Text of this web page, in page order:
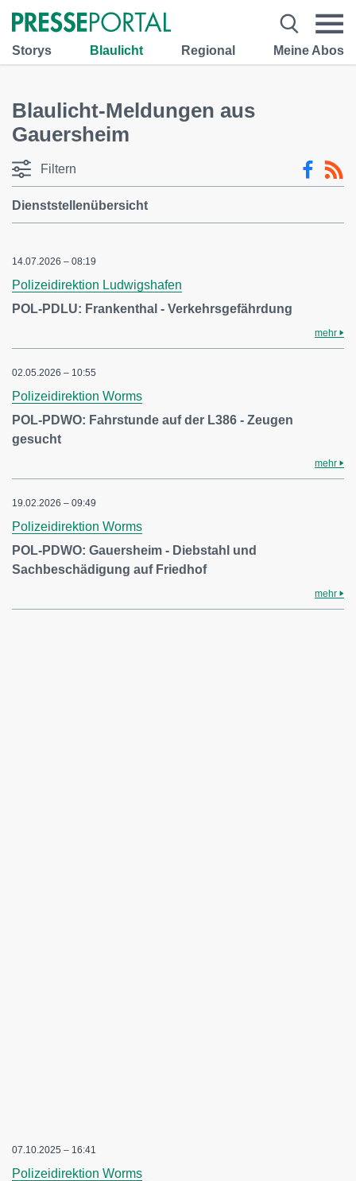
Storys Blaulicht Regional Meine Abos
Blaulicht-Meldungen aus
Gauersheim
Filtern
Dienststellenübersicht
14.07.2026 – 08:19
Polizeidirektion Ludwigshafen
POL-PDLU: Frankenthal - Verkehrsgefährdung
mehr
02.05.2026 – 10:55
Polizeidirektion Worms
POL-PDWO: Fahrstunde auf der L386 - Zeugen
gesucht
mehr
19.02.2026 – 09:49
Polizeidirektion Worms
POL-PDWO: Gauersheim - Diebstahl und
Sachbeschädigung auf Friedhof
mehr
07.10.2025 – 16:41
Polizeidirektion Worms